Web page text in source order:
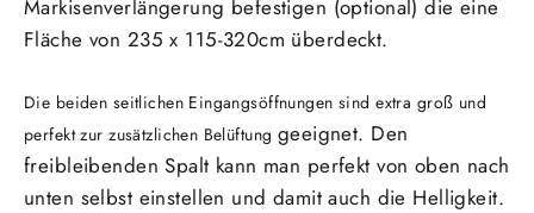
Markisenverlängerung befestigen (optional) die eine
Fläche von 235 x 115-320cm überdeckt.
Die beiden seitlichen Eingangsöffnungen sind extra groß und
perfekt zur zusätzlichen Belüftung geeignet. Den
freibleibenden Spalt kann man perfekt von oben nach
unten selbst einstellen und damit auch die Helligkeit.